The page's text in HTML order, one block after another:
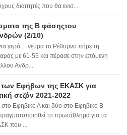
διαιτητές που θα ενισ...
της Β φάσηςτου
(2/10)
γερά… νεύρα το Ρέθυμνο πήρε τη
με 61-55 και πέρασε στην επόμενη
Ανδρ...
Εφήβων της ΕΚΑΣΚ για
σεζόν 2021-2022
στο Εφηβικό Α και δύο στο Εφηβικό Β
το πρωτάθλημα για τα
που ...